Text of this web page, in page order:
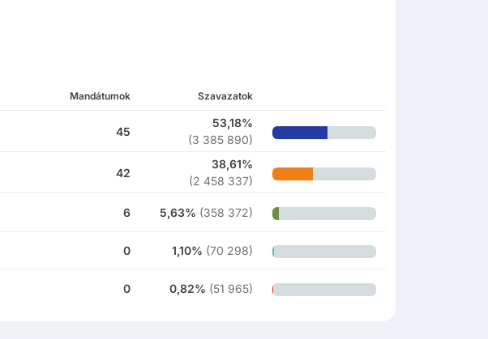
Mandátumok Szavazatok
45
53,18%
(3 385 890)
42
38,61%
(2 458 337)
6 5,63% (358 372)
0 1,10% (70 298)
0 0,82% (51 965)